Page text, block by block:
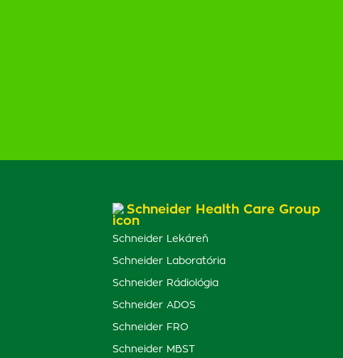
Schneider Health Care Group
Schneider Lekáreň
Schneider Laboratória
Schneider Rádiológia
Schneider ADOS
Schneider FRO
Schneider MBST